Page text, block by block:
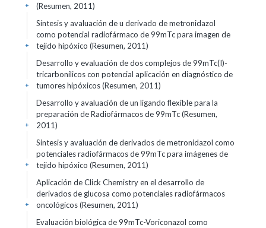
(Resumen, 2011)
+
Síntesis y avaluación de u derivado de metronidazol
como potencial radiofármaco de 99mTc para imagen de
tejido hipóxico (Resumen, 2011)
+
Desarrollo y evaluación de dos complejos de 99mTc(I)-
tricarbonílicos con potencial aplicación en diagnóstico de
tumores hipóxicos (Resumen, 2011)
+
Desarrollo y avaluación de un ligando flexible para la
preparación de Radiofármacos de 99mTc (Resumen,
2011)
+
Sintesis y avaluación de derivados de metronidazol como
potenciales radiofármacos de 99mTc para imágenes de
tejido hipóxico (Resumen, 2011)
+
Aplicación de Click Chemistry en el desarrollo de
derivados de glucosa como potenciales radiofármacos
oncológicos (Resumen, 2011)
+
Evaluación biológica de 99mTc-Voriconazol como